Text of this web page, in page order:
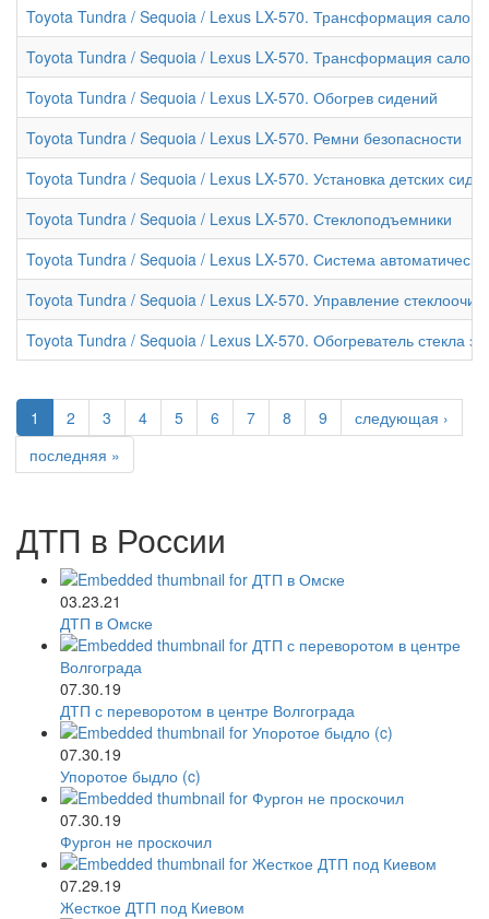
Toyota Tundra / Sequoia / Lexus LX-570. Трансформация салона
Toyota Tundra / Sequoia / Lexus LX-570. Трансформация салона
Toyota Tundra / Sequoia / Lexus LX-570. Обогрев сидений
Toyota Tundra / Sequoia / Lexus LX-570. Ремни безопасности
Toyota Tundra / Sequoia / Lexus LX-570. Установка детских
Toyota Tundra / Sequoia / Lexus LX-570. Стеклоподъемники
Toyota Tundra / Sequoia / Lexus LX-570. Система
Toyota Tundra / Sequoia / Lexus LX-570. Управление
Toyota Tundra / Sequoia / Lexus LX-570. Обогреватель стекла
1 2 3 4 5 6 7 8 9
следующая ›
последняя »
ДТП в России
03.23.21
ДТП в Омске
07.30.19
ДТП с переворотом в центре Волгограда
07.30.19
Упоротое быдло (c)
07.30.19
Фургон не проскочил
07.29.19
Жесткое ДТП под Киевом